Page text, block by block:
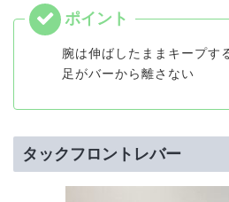
腕は伸ばしたままキープす
足がバーから離さない
タックフロントレバー